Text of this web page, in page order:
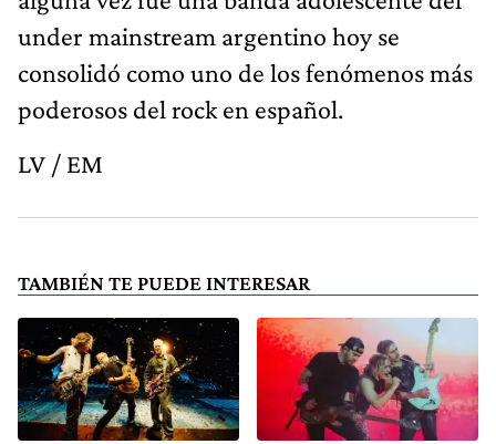
under mainstream argentino hoy se
consolidó como uno de los fenómenos más
poderosos del rock en español.
LV / EM
TAMBIÉN TE PUEDE INTERESAR